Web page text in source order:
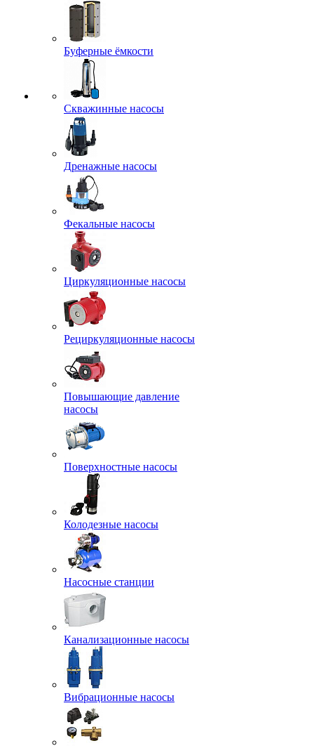
Буферные ёмкости
Скважинные насосы
Дренажные насосы
Фекальные насосы
Циркуляционные насосы
Рециркуляционные насосы
Повышающие давление
насосы
Поверхностные насосы
Колодезные насосы
Насосные станции
Канализационные насосы
Вибрационные насосы